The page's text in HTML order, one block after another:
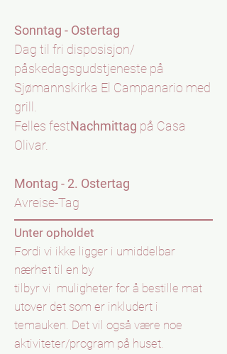
Sonntag - Ostertag
Dag til fri disposisjon/
påskedagsgudstjeneste på
Sjømannskirka El Campanario med
grill.
Felles festNachmittag på Casa
Olivar.
Montag - 2. Ostertag
Avreise-Tag
Unter opholdet
Fordi vi ikke ligger i umiddelbar
nærhet til en by
tilbyr vi muligheter for å bestille mat
utover det som er inkludert i
temauken. Det vil også være noe
aktiviteter/program på huset.